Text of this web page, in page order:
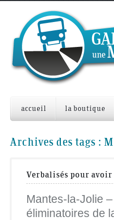
accueil la boutique
Archives des tags :
Verbalisés pour
Mantes-la-Jolie
éliminatoires de